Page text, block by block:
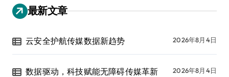
最新文章
云安全护航传媒数据新趋势 2026年8月4日
数据驱动，科技赋能无障碍传媒革新 2026年8月4日